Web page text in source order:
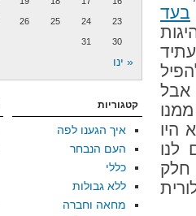
בעד
אבל
היו
לנו
חלק
23
24
25
26
30
31
« ינו
קטגוריות
איך הגענו לפה
העם הנבחר
כללי
ללא גבולות
מחאה וחברה